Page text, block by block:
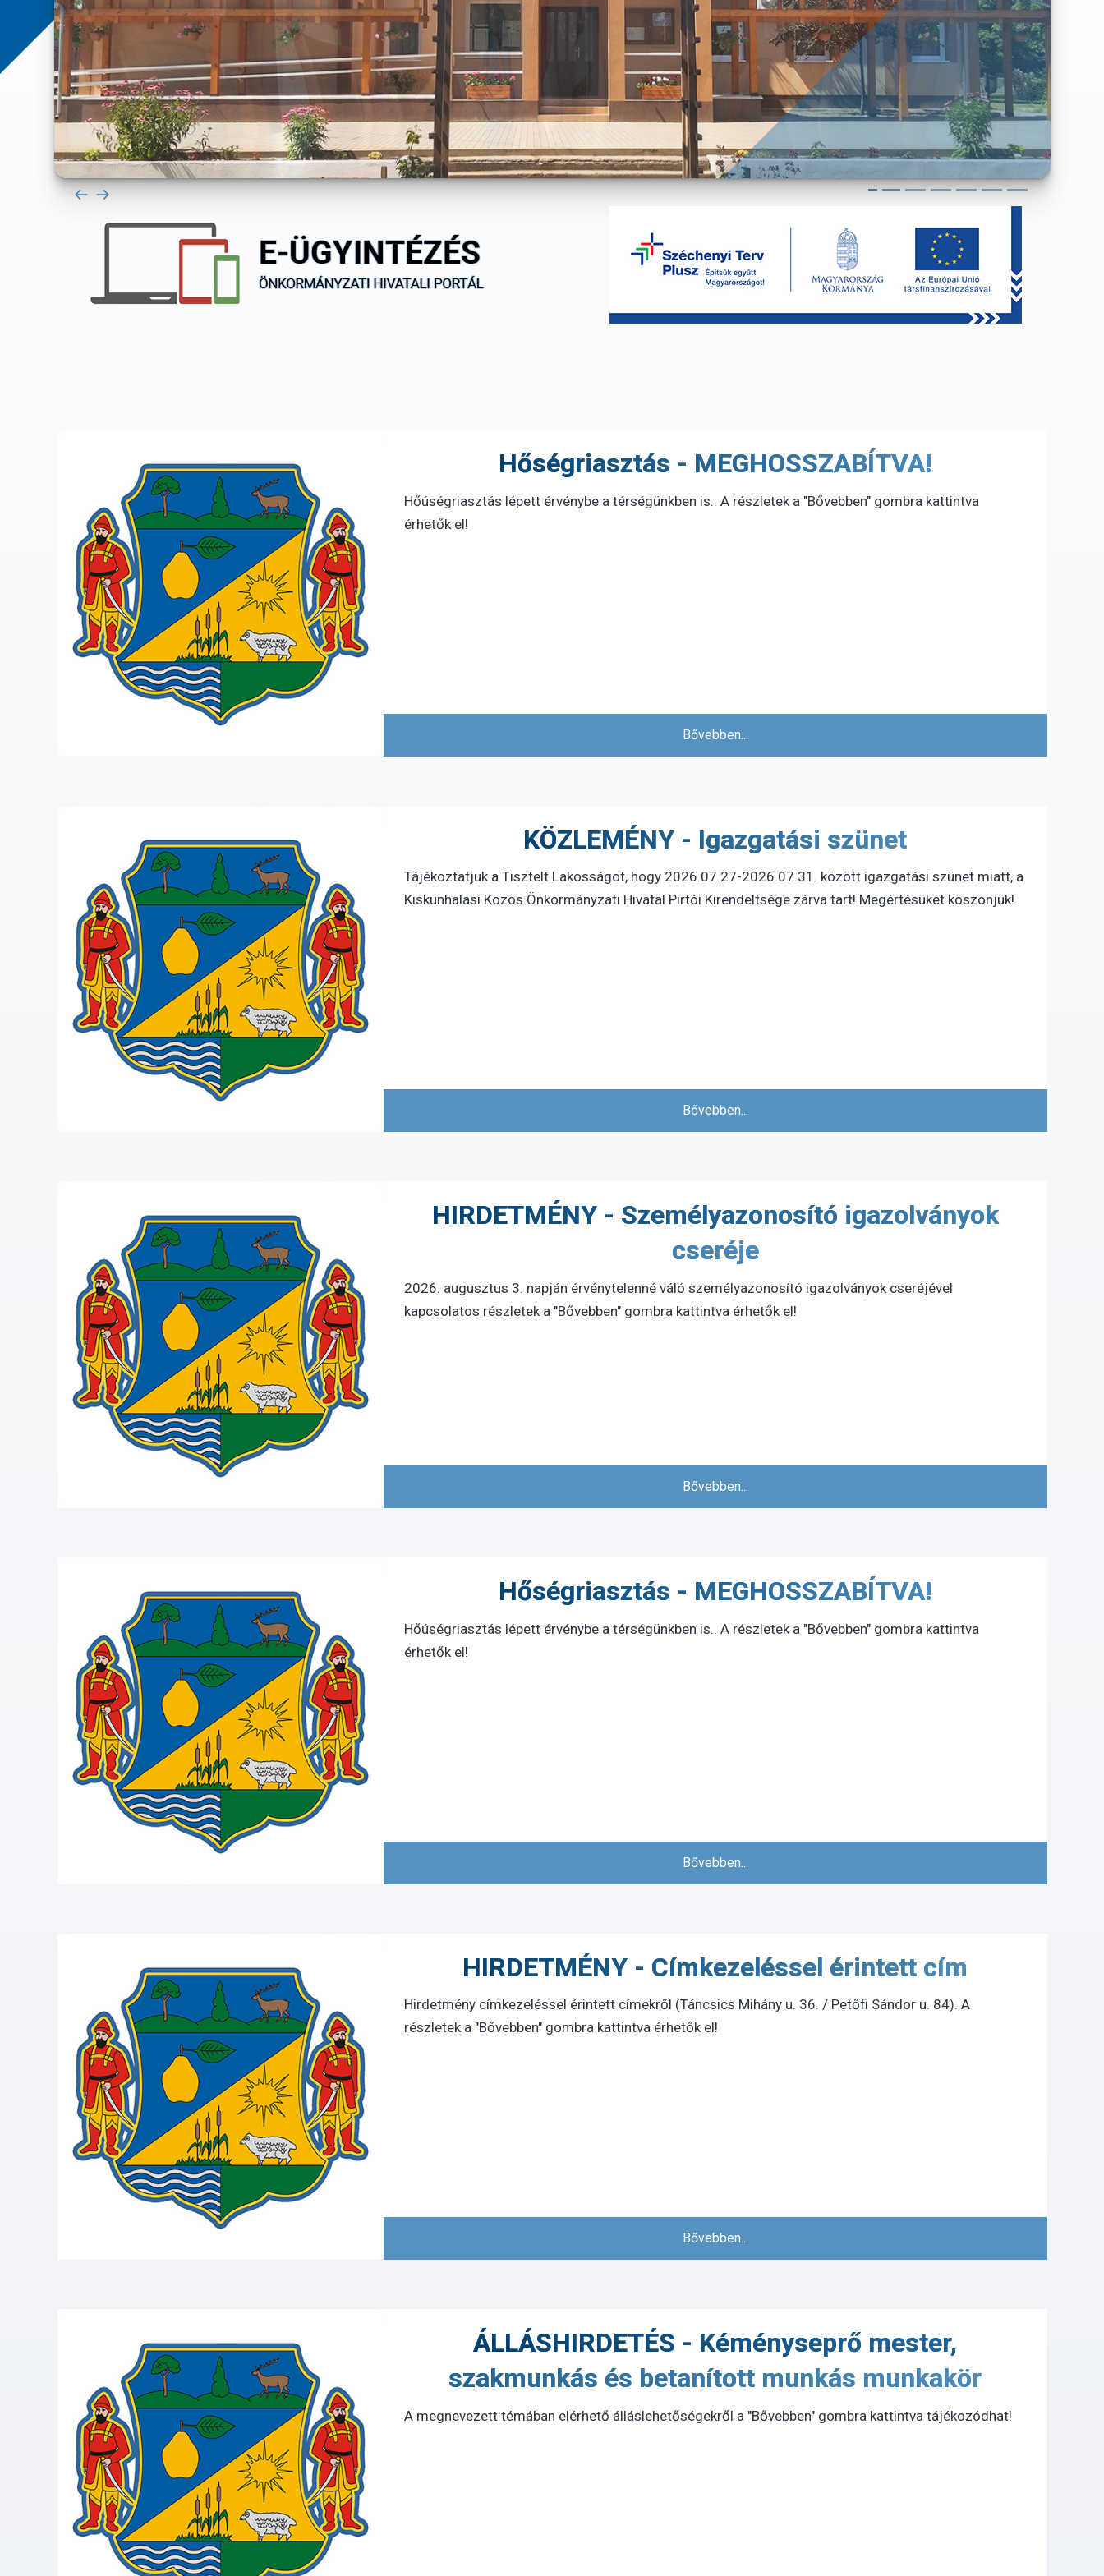
Hőségriasztás - MEGHOSSZABÍTVA!
Hőúségriasztás lépett érvénybe a térségünkben is.. A részletek a "Bővebben" gombra kattintva
érhetők el!
Bővebben...
KÖZLEMÉNY - Igazgatási szünet
Tájékoztatjuk a Tisztelt Lakosságot, hogy 2026.07.27-2026.07.31. között igazgatási szünet miatt, a
Kiskunhalasi Közös Önkormányzati Hivatal Pirtói Kirendeltsége zárva tart! Megértésüket köszönjük!
Bővebben...
HIRDETMÉNY - Személyazonosító igazolványok
cseréje
2026. augusztus 3. napján érvénytelenné váló személyazonosító igazolványok cseréjével
kapcsolatos részletek a "Bővebben" gombra kattintva érhetők el!
Bővebben...
Hőségriasztás - MEGHOSSZABÍTVA!
Hőúségriasztás lépett érvénybe a térségünkben is.. A részletek a "Bővebben" gombra kattintva
érhetők el!
Bővebben...
HIRDETMÉNY - Címkezeléssel érintett cím
Hirdetmény címkezeléssel érintett címekről (Táncsics Mihány u. 36. / Petőfi Sándor u. 84). A
részletek a "Bővebben" gombra kattintva érhetők el!
Bővebben...
ÁLLÁSHIRDETÉS - Kéményseprő mester,
szakmunkás és betanított munkás munkakör
A megnevezett témában elérhető álláslehetőségekről a "Bővebben" gombra kattintva tájékozódhat!